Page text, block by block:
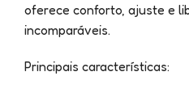
oferece conforto, ajuste e
incomparáveis.
Principais características: